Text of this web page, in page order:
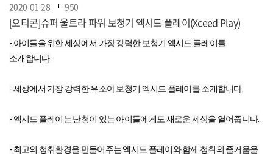
2020-01-28 950
[오티콘]슈퍼 울트라 파워 보청기 엑시드 플레이(Xceed Play)
- 아이들을 위한 세상에서 가장 강력한 보청기 엑시드 플레이를
소개합니다.
- 세상에서 가장 강력한 유소아 보청기 엑시드 플레이를 소개합니다.
- 엑시드 플레이는 난청이 있는 아이들에게도 새로운 세상을 열어줍니다.
- 최고의 청취환경을 만들어주는 엑시드 플레이와 함께 청취의 즐거움을